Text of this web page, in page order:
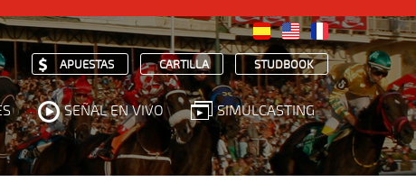
APUESTAS CARTILLA STUDBOOK
SEÑAL EN VIVO SIMULCASTING